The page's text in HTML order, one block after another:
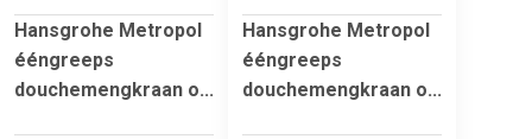
Hansgrohe Metropol
ééngreeps
douchemengkraan o...
Hansgrohe Metropol
ééngreeps
douchemengkraan o...